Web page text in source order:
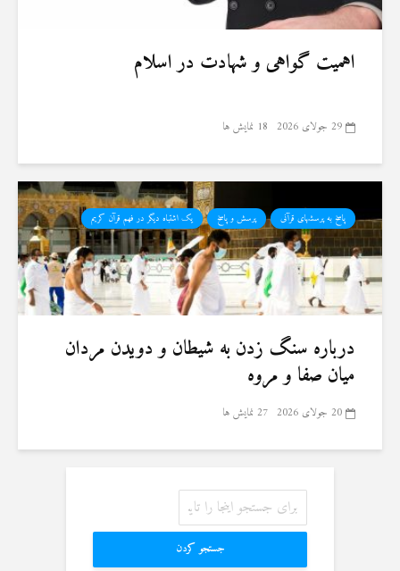
اهمیت گواهی و شهادت در اسلام
29 جولای 2026 18 نمایش ها
پاسخ به پرسشهای قرآنی پرسش و پاسخ یک اشتباه دیگر در فهم قرآن کریم
درباره سنگ زدن به شیطان و دویدن مردان
میان صفا و مروه
20 جولای 2026 27 نمایش ها
جستجو کردن